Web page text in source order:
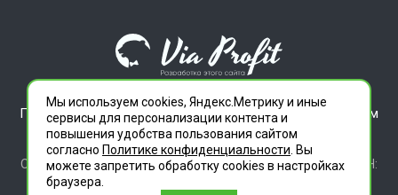
ГЛАВДЕЗЦЕНТР является зарегистрированным товарным
знаком. Все права защищены.
ООО "СЛУЖБА ДЕЗИНФЕКЦИИ" 620012 СВЕРДЛОВСКАЯ
ОБЛАСТЬ Г. ЕКАТЕРИНБУРГ, УЛ. ИЛЬИЧА ДОМ 14 КВ 11 ИНН:
6686112972 ОГРН 1196658010020
Мы используем cookies, Яндекс.Метрику и иные
сервисы для персонализации контента и
повышения удобства пользования сайтом
согласно Политике конфиденциальности . Вы
можете запретить обработку сookies в настройках
браузера.